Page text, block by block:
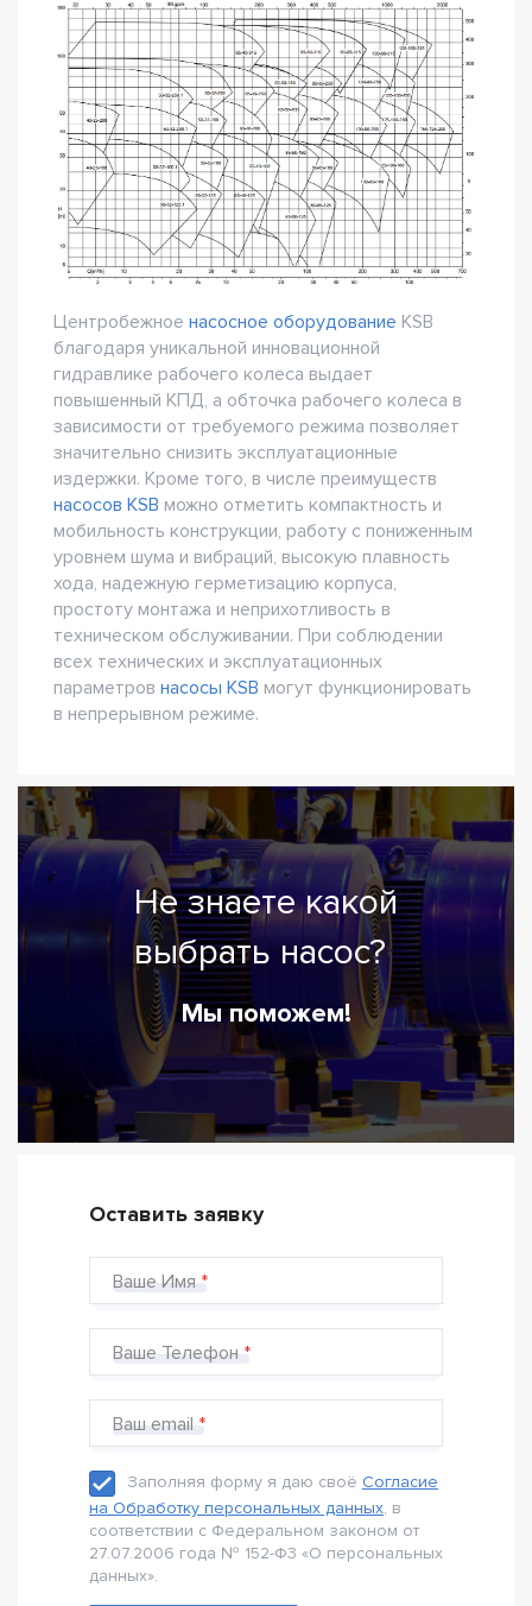
Центробежное насосное оборудование KSB
благодаря уникальной инновационной
гидравлике рабочего колеса выдает
повышенный КПД, а обточка рабочего колеса в
зависимости от требуемого режима позволяет
значительно снизить эксплуатационные
издержки. Кроме того, в числе преимуществ
насосов KSB можно отметить компактность и
мобильность конструкции, работу с пониженным
уровнем шума и вибраций, высокую плавность
хода, надежную герметизацию корпуса,
простоту монтажа и неприхотливость в
техническом обслуживании. При соблюдении
всех технических и эксплуатационных
параметров насосы KSB могут функционировать
в непрерывном режиме.
Не знаете какой
выбрать насос?
Мы поможем!
Оставить заявку
Ваше Имя
Ваше Телефон
Ваш email
Заполняя форму я даю своё Согласие
на Обработку персональных данных, в
соответствии с Федеральном законом от
27.07.2006 года № 152-Ф3 «О персональных
данных».